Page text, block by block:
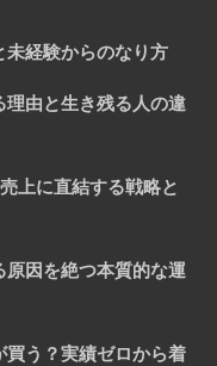
未経験からのなり方
由と生き残る人の違
上に直結する戦略と
因を絶つ本質的な運
買う？実績ゼロから着